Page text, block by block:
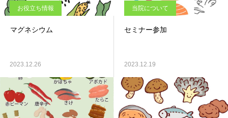
お役立ち情報
マグネシウム
2023.12.26
当院について
セミナー参加
2023.12.19